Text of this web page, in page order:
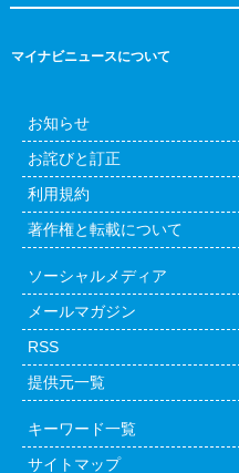
マイナビニュースについて
お知らせ
お詫びと訂正
利用規約
著作権と転載について
ソーシャルメディア
メールマガジン
RSS
提供元一覧
キーワード一覧
サイトマップ